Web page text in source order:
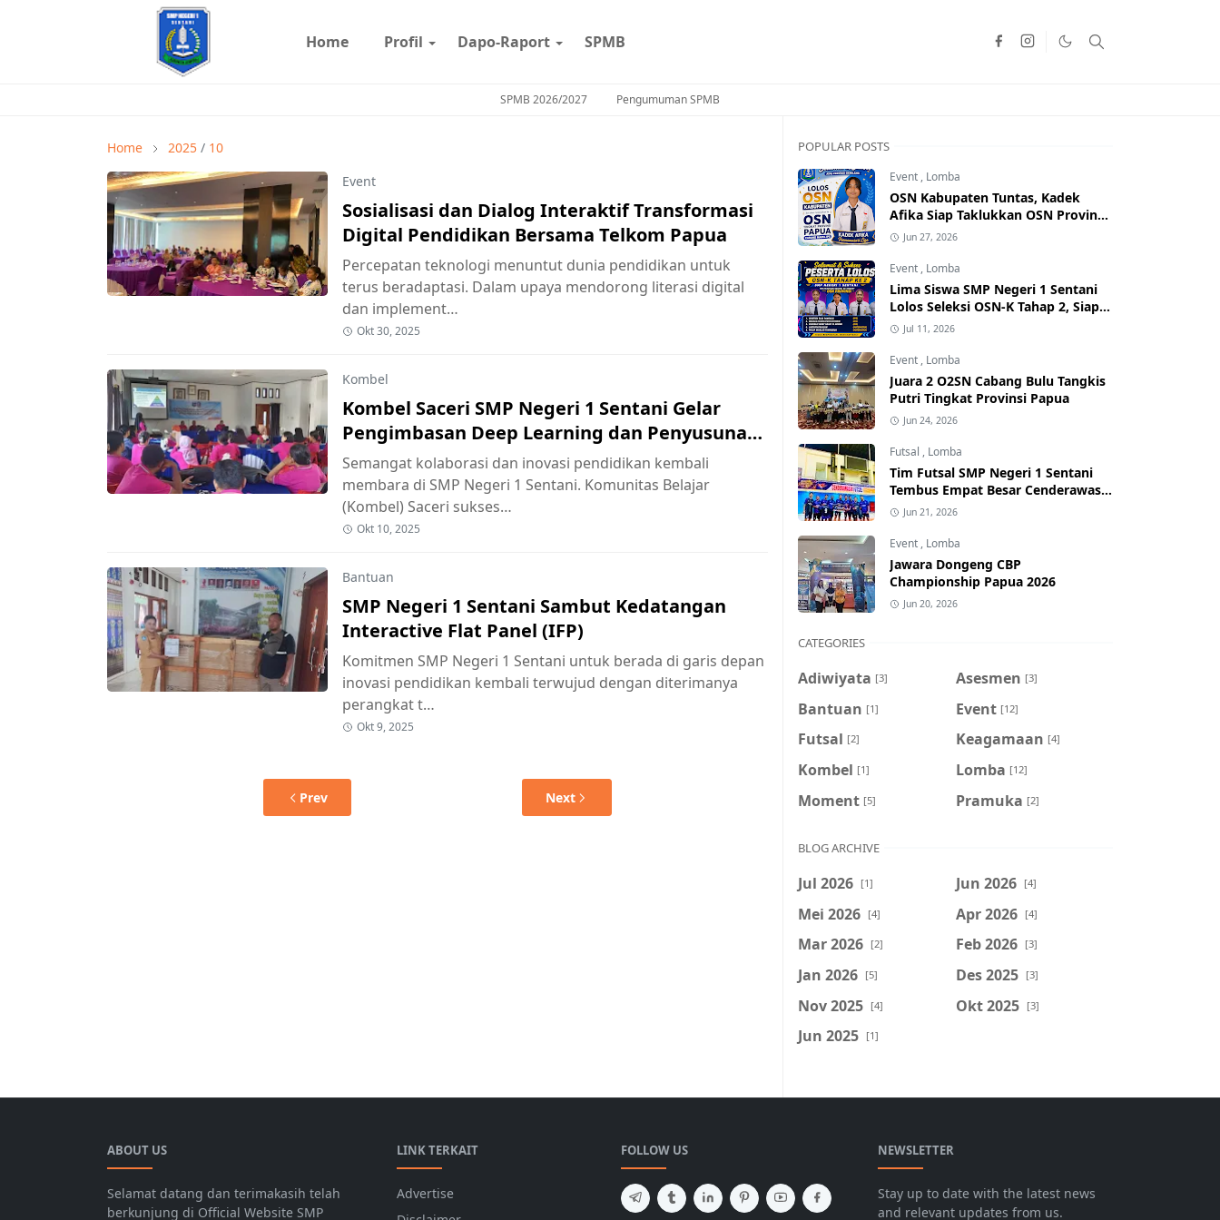
Home Profil Dapo-Raport SPMB
SPMB 2026/2027 Pengumuman SPMB
Home 2025 / 10
Event
Sosialisasi dan Dialog Interaktif Transformasi
Digital Pendidikan Bersama Telkom Papua
Percepatan teknologi menuntut dunia pendidikan untuk
terus beradaptasi. Dalam upaya mendorong literasi digital
dan implement…
Okt 30, 2025
Kombel
Kombel Saceri SMP Negeri 1 Sentani Gelar
Pengimbasan Deep Learning dan Penyusunan
KSP
Semangat kolaborasi dan inovasi pendidikan kembali
membara di SMP Negeri 1 Sentani. Komunitas Belajar
(Kombel) Saceri sukses…
Okt 10, 2025
Bantuan
SMP Negeri 1 Sentani Sambut Kedatangan
Interactive Flat Panel (IFP)
Komitmen SMP Negeri 1 Sentani untuk berada di garis depan
inovasi pendidikan kembali terwujud dengan diterimanya
perangkat t…
Okt 9, 2025
Prev Next
POPULAR POSTS
Event , Lomba
OSN Kabupaten Tuntas, Kadek
Afika Siap Taklukkan OSN Provinsi
Papua
Jun 27, 2026
Event , Lomba
Lima Siswa SMP Negeri 1 Sentani
Lolos Seleksi OSN-K Tahap 2, Siap
Bertanding di Tingkat Provinsi
Jul 11, 2026
Event , Lomba
Juara 2 O2SN Cabang Bulu Tangkis
Putri Tingkat Provinsi Papua
Jun 24, 2026
Futsal , Lomba
Tim Futsal SMP Negeri 1 Sentani
Tembus Empat Besar Cenderawasih
Futsal Championship Series I 2026
Jun 21, 2026
Event , Lomba
Jawara Dongeng CBP
Championship Papua 2026
Jun 20, 2026
CATEGORIES
Adiwiyata [3] Asesmen [3]
Bantuan [1] Event [12]
Futsal [2] Keagamaan [4]
Kombel [1] Lomba [12]
Moment [5] Pramuka [2]
BLOG ARCHIVE
Jul 2026 [1] Jun 2026 [4]
Mei 2026 [4] Apr 2026 [4]
Mar 2026 [2] Feb 2026 [3]
Jan 2026 [5] Des 2025 [3]
Nov 2025 [4] Okt 2025 [3]
Jun 2025 [1]
ABOUT US
Selamat datang dan terimakasih telah
berkunjung di Official Website SMP
LINK TERKAIT
Advertise
FOLLOW US NEWSLETTER
Stay up to date with the latest news
and relevant updates from us.